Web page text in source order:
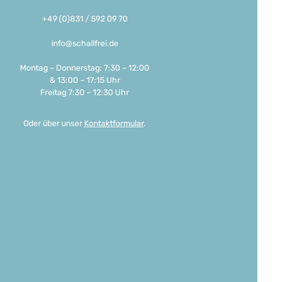
+49 (0)831 / 592 09 70
info@schallfrei.de
Montag – Donnerstag: 7:30 – 12:00
& 13:00 – 17:15 Uhr
Freitag 7:30 – 12:30 Uhr
Oder über unser Kontaktformular.